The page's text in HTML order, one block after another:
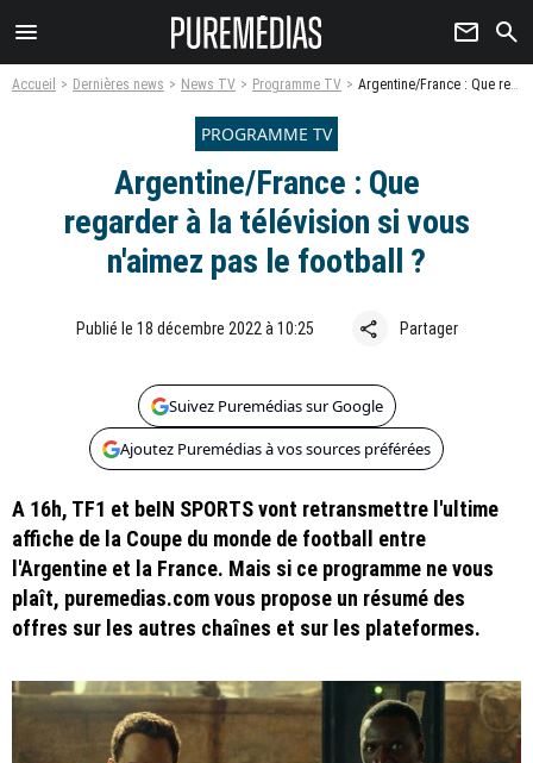
menu newsletter search
Accueil Dernières news News TV Programme TV Argentine/France : Que regarder à la télévision si vous n'aimez pas le football ?
PROGRAMME TV
Argentine/France : Que
regarder à la télévision si vous
n'aimez pas le football ?
Publié le 18 décembre 2022 à 10:25 share Partager
Suivez Puremédias sur Google
Ajoutez Puremédias à vos sources préférées
A 16h, TF1 et beIN SPORTS vont retransmettre l'ultime
affiche de la Coupe du monde de football entre
l'Argentine et la France. Mais si ce programme ne vous
plaît, puremedias.com vous propose un résumé des
offres sur les autres chaînes et sur les plateformes.